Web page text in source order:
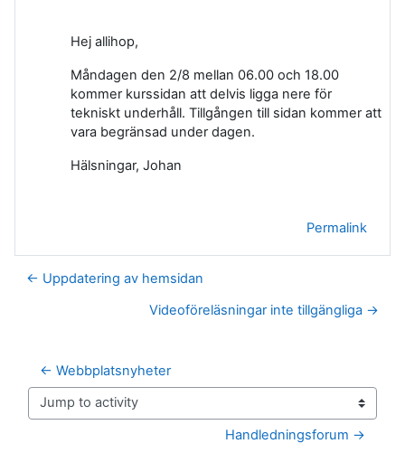
Hej allihop,
Måndagen den 2/8 mellan 06.00 och 18.00
kommer kurssidan att delvis ligga nere för
tekniskt underhåll. Tillgången till sidan kommer att
vara begränsad under dagen.
Hälsningar, Johan
Permalink
← Uppdatering av hemsidan
Videoföreläsningar inte tillgängliga →
← Webbplatsnyheter
Jump to activity
Handledningsforum →